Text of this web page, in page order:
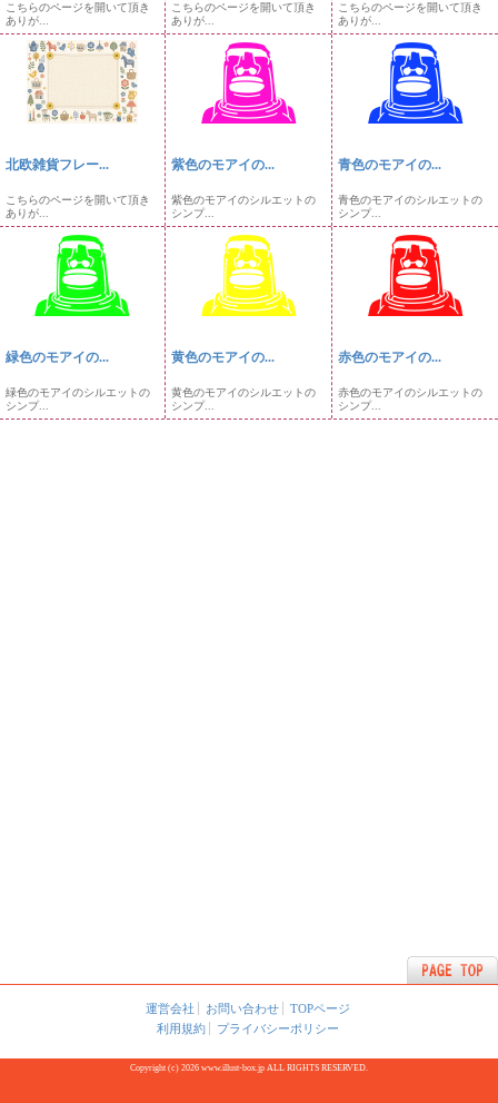
こちらのページを開いて頂き
ありが...
こちらのページを開いて頂き
ありが...
こちらのページを開いて頂き
ありが...
北欧雑貨フレー...
こちらのページを開いて頂き
ありが...
紫色のモアイの...
紫色のモアイのシルエットの
シンプ...
青色のモアイの...
青色のモアイのシルエットの
シンプ...
緑色のモアイの...
緑色のモアイのシルエットの
シンプ...
黄色のモアイの...
黄色のモアイのシルエットの
シンプ...
赤色のモアイの...
赤色のモアイのシルエットの
シンプ...
運営会社 お問い合わせ
TOPページ
利用規約
プライバシーポリシー
Copyright (c) 2026 www.illust-box.jp ALL RIGHTS RESERVED.